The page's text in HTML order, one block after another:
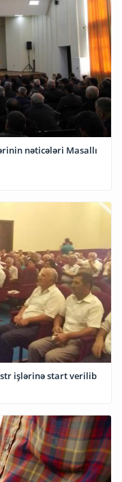
nəticələri Masallı
işlərinə start verilib